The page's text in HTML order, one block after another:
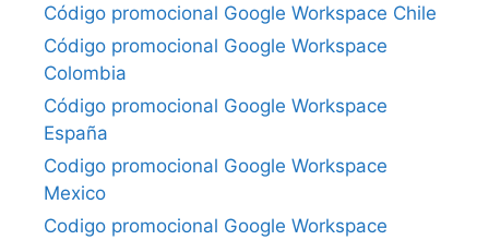
Código promocional Google Workspace Chile
Código promocional Google Workspace
Colombia
Código promocional Google Workspace
España
Codigo promocional Google Workspace
Mexico
Codigo promocional Google Workspace